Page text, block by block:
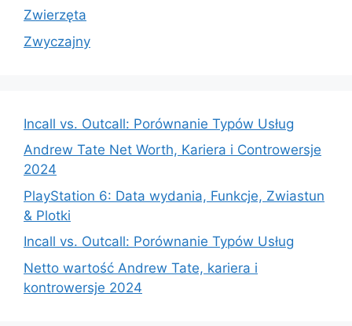
Zwierzęta
Zwyczajny
Incall vs. Outcall: Porównanie Typów Usług
Andrew Tate Net Worth, Kariera i Controwersje
2024
PlayStation 6: Data wydania, Funkcje, Zwiastun
& Plotki
Incall vs. Outcall: Porównanie Typów Usług
Netto wartość Andrew Tate, kariera i
kontrowersje 2024